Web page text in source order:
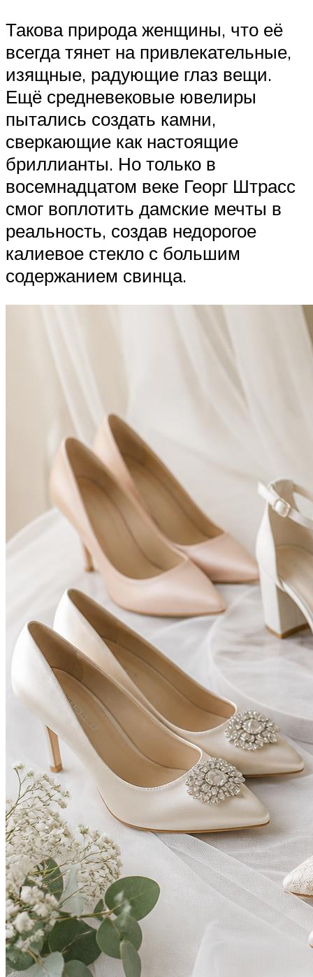
Такова природа женщины, что её
всегда тянет на привлекательные,
изящные, радующие глаз вещи.
Ещё средневековые ювелиры
пытались создать камни,
сверкающие как настоящие
бриллианты. Но только в
восемнадцатом веке Георг Штрасс
смог воплотить дамские мечты в
реальность, создав недорогое
калиевое стекло с большим
содержанием свинца.